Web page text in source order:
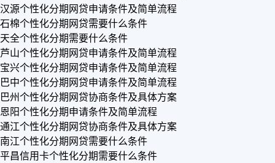
汉源个性化分期网贷申请条件及简单流程
石棉个性化分期网贷需要什么条件
天全个性化分期需要什么条件
芦山个性化分期网贷申请条件及简单流程
宝兴个性化分期网贷申请条件及简单流程
巴中个性化分期网贷申请条件及简单流程
巴州个性化分期网贷协商条件及具体方案
恩阳个性化分期申请条件及简单流程
通江个性化分期网贷协商条件及具体方案
南江个性化分期网贷需要什么条件
平昌信用卡个性化分期需要什么条件